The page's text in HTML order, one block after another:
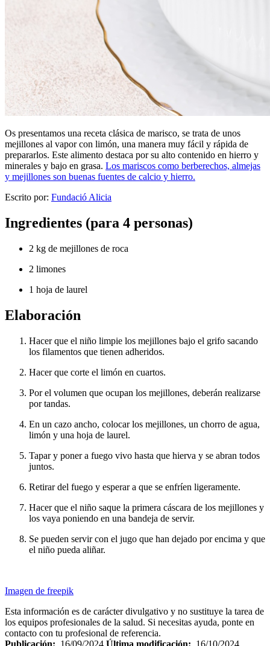
Os presentamos una receta clásica de marisco, se trata de unos
mejillones al vapor con limón, una manera muy fácil y rápida de
prepararlos. Este alimento destaca por su alto contenido en hierro y
minerales y bajo en grasa. Los mariscos como berberechos, almejas
y mejillones son buenas fuentes de calcio y hierro.
Escrito por: Fundació Alicia
Ingredientes (para 4 personas)
2 kg de mejillones de roca
2 limones
1 hoja de laurel
Elaboración
Hacer que el niño limpie los mejillones bajo el grifo sacando
los filamentos que tienen adheridos.
Hacer que corte el limón en cuartos.
Por el volumen que ocupan los mejillones, deberán realizarse
por tandas.
En un cazo ancho, colocar los mejillones, un chorro de agua,
limón y una hoja de laurel.
Tapar y poner a fuego vivo hasta que hierva y se abran todos
juntos.
Retirar del fuego y esperar a que se enfríen ligeramente.
Hacer que el niño saque la primera cáscara de los mejillones y
los vaya poniendo en una bandeja de servir.
Se pueden servir con el jugo que han dejado por encima y que
el niño pueda aliñar.
Imagen de freepik
Esta información es de carácter divulgativo y no sustituye la tarea de
los equipos profesionales de la salud. Si necesitas ayuda, ponte en
contacto con tu profesional de referencia.
Publicación: 16/09/2024 Última modificación: 16/10/2024